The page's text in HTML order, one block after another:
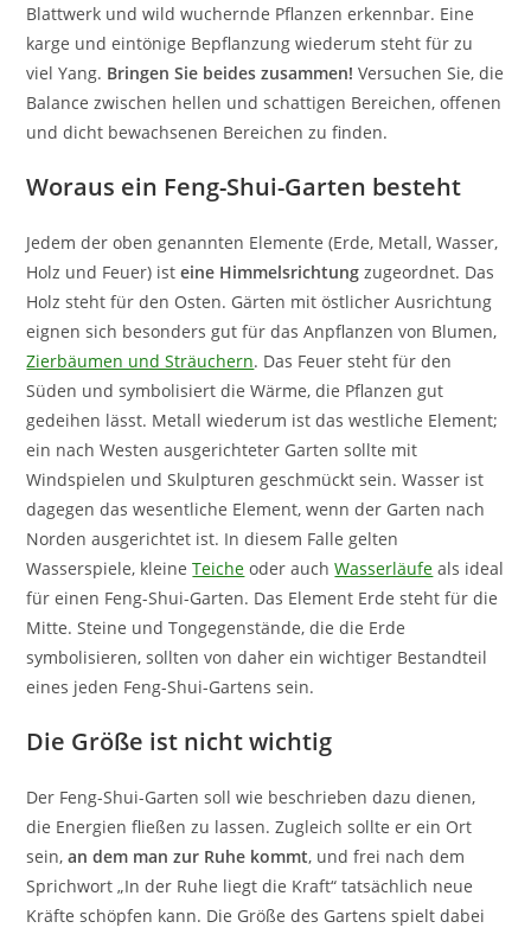
Blattwerk und wild wuchernde Pflanzen erkennbar. Eine
karge und eintönige Bepflanzung wiederum steht für zu
viel Yang. Bringen Sie beides zusammen!Versuchen Sie, die
Balance zwischen hellen und schattigen Bereichen, offenen
und dicht bewachsenen Bereichen zu finden.
Woraus ein Feng-Shui-Garten besteht
Jedem der oben genannten Elemente (Erde, Metall, Wasser,
Holz und Feuer) isteine Himmelsrichtung zugeordnet. Das
Holz steht für den Osten. Gärten mit östlicher Ausrichtung
eignen sich besonders gut für das Anpflanzen von Blumen,
Zierbäumen und Sträuchern. Das Feuer steht für den
Süden und symbolisiert die Wärme, die Pflanzen gut
gedeihen lässt. Metall wiederum ist das westliche Element;
ein nach Westen ausgerichteter Garten sollte mit
Windspielen und Skulpturen geschmückt sein. Wasser ist
dagegen das wesentliche Element, wenn der Garten nach
Norden ausgerichtet ist. In diesem Falle gelten
Wasserspiele, kleineTeiche oder auchWasserläufe als ideal
für einen Feng-Shui-Garten. Das Element Erde steht für die
Mitte. Steine und Tongegenstände, die die Erde
symbolisieren, sollten von daher ein wichtiger Bestandteil
eines jeden Feng-Shui-Gartens sein.
Die Größe ist nicht wichtig
Der Feng-Shui-Garten soll wie beschrieben dazu dienen,
die Energien fließen zu lassen. Zugleich sollte er ein Ort
sein,an dem man zur Ruhe kommt, und frei nach dem
Sprichwort „In der Ruhe liegt die Kraft“ tatsächlich neue
Kräfte schöpfen kann. Die Größe des Gartens spielt dabei